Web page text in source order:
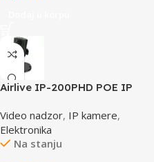
Airlive IP-200PHD POE IP
Video nadzor, IP kamere,
Elektronika
Na stanju